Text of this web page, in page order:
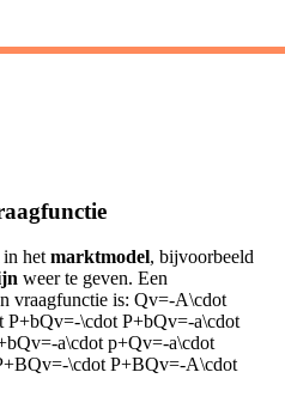
in hetmarktmodel, bijvoorbeeld
weer te geven. Een
vraagfunctie is: Qv=-A\cdot
\cdot P+bQv=-a\cdot
a\cdot p+Qv=-a\cdot
\cdot P+BQv=-A\cdot